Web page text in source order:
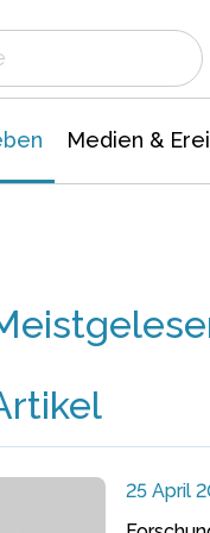
Medien &
25 April